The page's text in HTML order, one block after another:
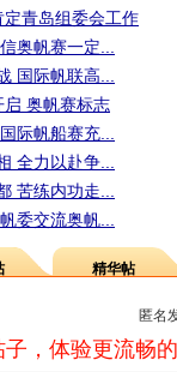
青岛组委会工作
奥帆赛一定...
国际帆联高...
奥帆赛标志
际帆船赛充...
全力以赴争...
苦练内功走...
委交流奥帆...
精华帖
匿名
，体验更流畅